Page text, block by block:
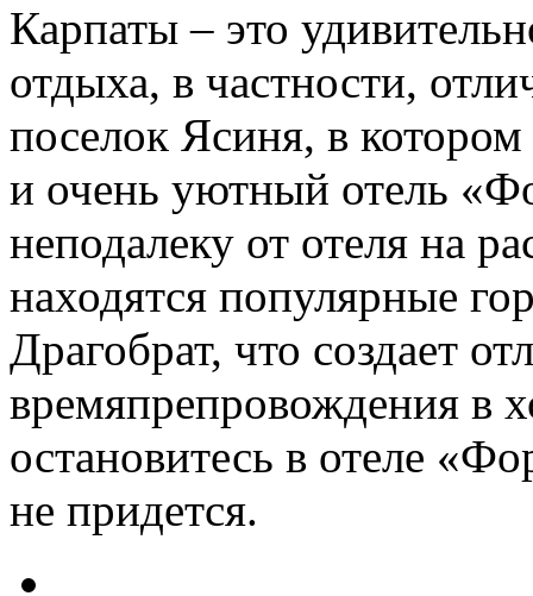
Карпаты – это
отдыха, в частности,
поселок Ясиня, в
и очень уютный отель
неподалеку от отеля на
находятся популярные
Драгобрат, что создает
времяпрепровождения в
остановитесь в отеле
не придется.